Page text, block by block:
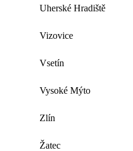
Uherské Hradiště
Vizovice
Vsetín
Vysoké Mýto
Zlín
Žatec